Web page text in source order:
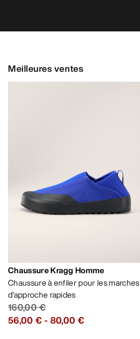
Meilleures ventes
Chaussure Kragg Homme
Chaussure à enfiler pour les marches
d’approche rapides
160,00 €
56,00 €- 80,00 €